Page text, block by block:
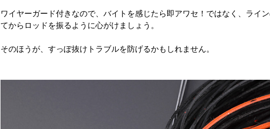
ワイヤーガード付きなので、バイトを感じたら即アワセ！ではなく、ライ
てからロッドを振るように心がけましょう。
そのほうが、すっぽ抜けトラブルを防げるかもしれません。